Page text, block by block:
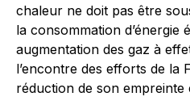
chaleur ne doit pas être
la consommation d’énergie
augmentation des gaz à
l’encontre des efforts de la
réduction de son empreinte